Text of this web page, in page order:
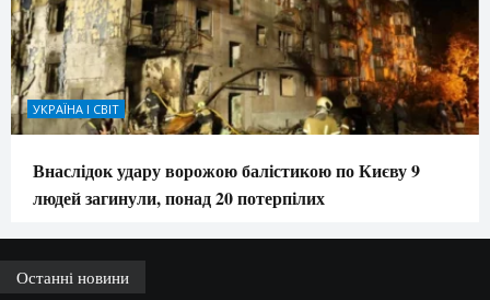
УКРАЇНА І СВІТ
Внаслідок удару ворожою балістикою по Києву 9
людей загинули, понад 20 потерпілих
Останні новини